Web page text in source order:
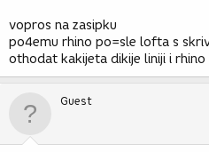
vopros na zasipku
po4emu rhino po=sle lofta s
othodat kakijeta dikije liniji i
Guest